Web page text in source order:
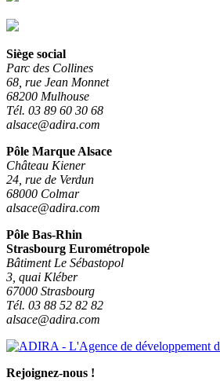
Siège social
Parc des Collines
68, rue Jean Monnet
68200 Mulhouse
Tél. 03 89 60 30 68
alsace@adira.com
Pôle Marque Alsace
Château Kiener
24, rue de Verdun
68000 Colmar
alsace@adira.com
Pôle Bas-Rhin
Strasbourg Eurométropole
Bâtiment Le Sébastopol
3, quai Kléber
67000 Strasbourg
Tél. 03 88 52 82 82
alsace@adira.com
Rejoignez-nous !